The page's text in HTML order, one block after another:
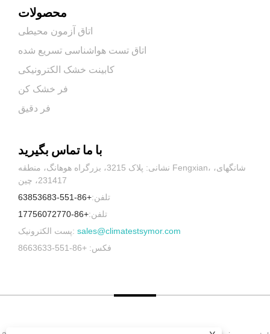
محصولات
اتاق آزمون محیطی
اتاق تست هواشناسی تسریع شده
کابینت خشک الکترونیکی
فر خشک کن
فر دقیق
با ما تماس بگیرید
نشانی: پلاک 3215، بزرگراه هوهانگ، منطقه Fengxian، شانگهای،
231417، چین
تلفن:+86-551-63853683
تلفن:+86-17756072770
پست الکترونیک: sales@climatestsymor.com
فکس: +86-551-8663633